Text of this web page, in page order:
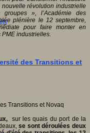
révolution industrielle
», l’Académie des
plénière le 12 septembre,
pour faire monter en
industrielles.
des Transitions et
sur les quais du port de la
se sont déroulées deux